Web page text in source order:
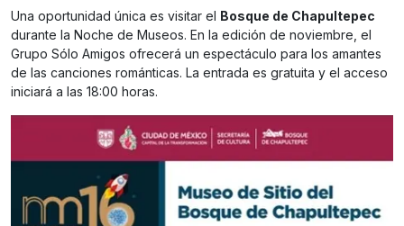
Una oportunidad única es visitar el Bosque de Chapultepec
durante la Noche de Museos. En la edición de noviembre, el
Grupo Sólo Amigos ofrecerá un espectáculo para los amantes
de las canciones románticas. La entrada es gratuita y el acceso
iniciará a las 18:00 horas.